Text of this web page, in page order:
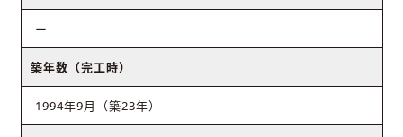
ー
築年数（完工時）
1994年9月（築23年）